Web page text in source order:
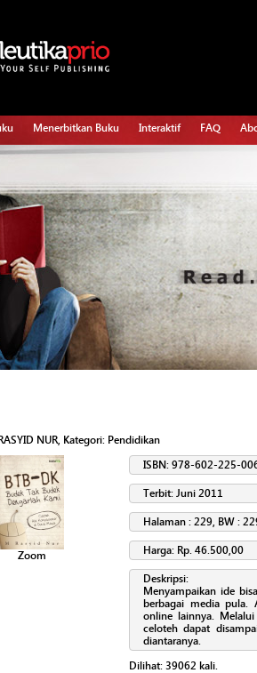
Menerbitkan Buku Interaktif FAQ
NUR, Kategori: Pendidikan
Zoom
ISBN: 978-602-225-
Terbit: Juni 2011
Halaman : 229, BW :
Harga: Rp. 46.500,00
Deskripsi:
Menyampaikan ide
berbagai media pula.
online lainnya.
celoteh dapat
diantaranya.
Dilihat: 39062 kali.